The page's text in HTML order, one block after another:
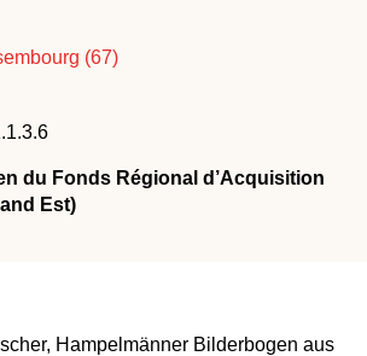
(67)
du Fonds Régional d’Acquisition
Est)
Hampelmänner Bilderbogen aus